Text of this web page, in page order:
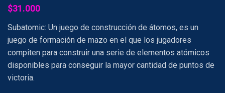
$31.000
Subatomic: Un juego de construcción de átomos, es un
juego de formación de mazo en el que los jugadores
compiten para construir una serie de elementos atómicos
disponibles para conseguir la mayor cantidad de puntos de
victoria.